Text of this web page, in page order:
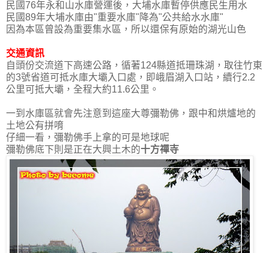
民國76年永和山水庫營運後，大埔水庫暫停供應民生用水
民國89年大埔水庫由"重要水庫"降為"公共給水水庫"
因為本區曾設為重要集水區，所以還保有原始的湖光山色
交通資訊
自頭份交流道下高速公路，循著124縣道抵珊珠湖，取往竹東
的3號省道可抵水庫大壩入口處，即峨眉湖入口站，續行2.2
公里可抵大壩，全程大約11.6公里。
一到水庫區就會先注意到這座大尊彌勒佛，跟中和烘爐地的
土地公有拼唷
仔細一看，彌勒佛手上拿的可是地球呢
彌勒佛底下則是正在大興土木的十方禪寺